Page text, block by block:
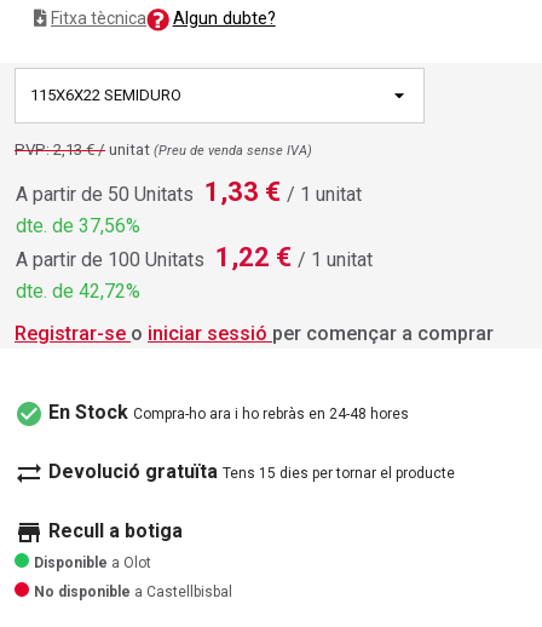
Fitxa tècnica Algun dubte?
115X6X22 SEMIDURO
PVP: 2,13 € / unitat (Preu de venda sense IVA)
A partir de 50 Unitats 1,33 € / 1 unitat
dte. de 37,56%
A partir de 100 Unitats 1,22 € / 1 unitat
dte. de 42,72%
Registrar-se o iniciar sessió per començar a comprar
check_circle En Stock Compra-ho ara i ho rebràs en 24-48 hores
sync_alt Devolució gratuïta Tens 15 dies per tornar el producte
store Recull a botiga
Disponible a Olot
No disponible a Castellbisbal